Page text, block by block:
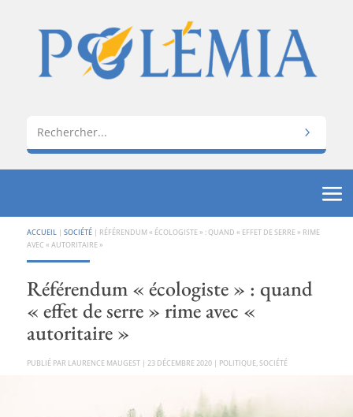
ACCUEIL | SOCIÉTÉ| RÉFÉRENDUM « ÉCOLOGISTE » : QUAND « EFFET DE SERRE » RIME
AVEC « AUTORITAIRE »
Référendum « écologiste » : quand
« effet de serre » rime avec «
autoritaire »
PAR LAURENCE MAUGEST| 23 DÉCEMBRE 2020| POLITIQUE, SOCIÉTÉ